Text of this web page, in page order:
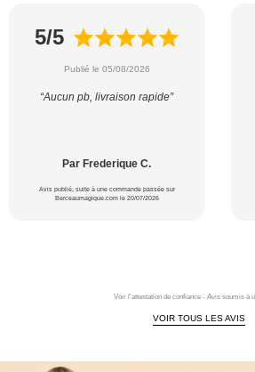
5/5
Publié le 05/08/2026
“Aucun pb, livraison rapide”
Par Frederique C.
Avis publié, suite à une commande passée sur
Berceaumagique.com le 20/07/2026
Voir l'attestation de confiance - Avis soumis à
VOIR TOUS LES AVIS